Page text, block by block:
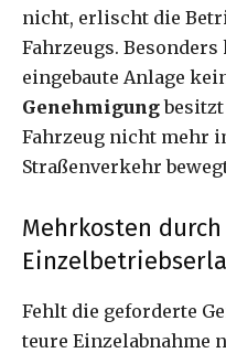
nicht, erlischt die
Fahrzeugs.
eingebaute Anlage
Genehmigung
Fahrzeug nicht mehr
Straßenverkehr
Mehrkosten durch
Fehlt die geforderte
teure Einzelabnahme